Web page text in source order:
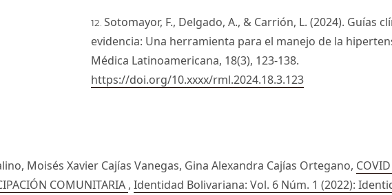
Sotomayor, F., Delgado, A., & Carrión, L. (2024). Guías
evidencia: Una herramienta para el manejo de la
Médica Latinoamericana, 18(3), 123-138.
https://doi.org/10.xxxx/rml.2024.18.3.123
Moisés Xavier Cajías Vanegas, Gina Alexandra Cajías Ortegano,
COMUNITARIA ,Identidad Bolivariana: Vol. 6 Núm. 1 (2022):